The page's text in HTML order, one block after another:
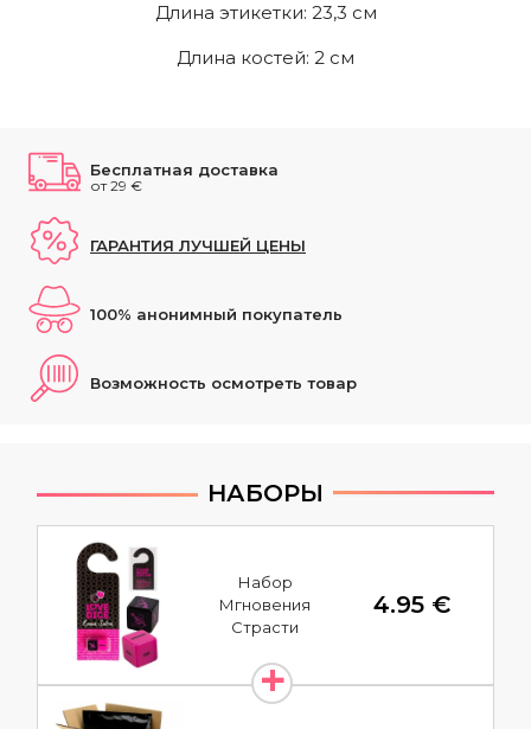
Длина этикетки: 23,3 cм
Длина костей: 2 cм
Бесплатная доставка
от 29 €
ГАРАНТИЯ ЛУЧШЕЙ ЦЕНЫ
100% анонимный покупатель
Возможность осмотреть товар
НАБОРЫ
Набор
Мгновения
Страсти
4.95 €